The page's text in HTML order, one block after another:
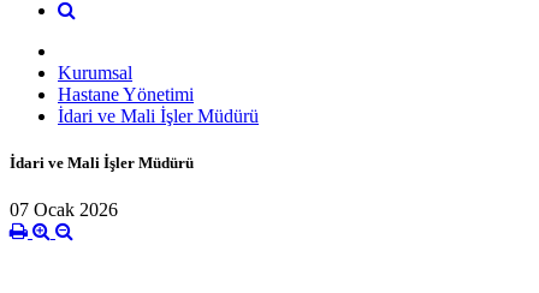
Kurumsal
Hastane Yönetimi
İdari ve Mali İşler Müdürü
İdari ve Mali İşler Müdürü
07 Ocak 2026